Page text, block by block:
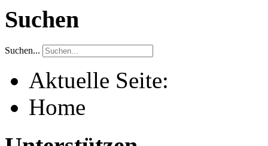
Suchen
Suchen...
Aktuelle Seite:
Home